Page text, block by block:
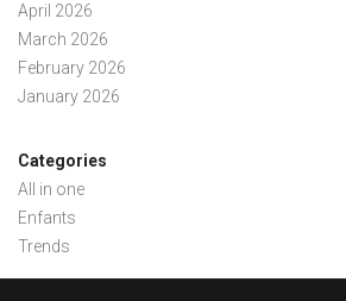
April 2026
March 2026
February 2026
January 2026
Categories
All in one
Enfants
Trends